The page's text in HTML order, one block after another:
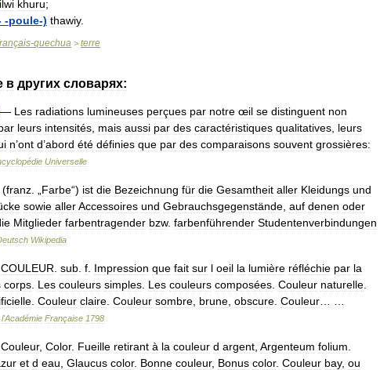
khuru;
-poule-) thawiy.
-quechua > terre
в других словарях:
— Les radiations lumineuses perçues par notre œil se distinguent non
leurs intensités mais aussi par des caractéristiques qualitatives leurs
n’ont d’abord été définies que par des comparaisons souvent grossières:
Universelle
franz Farbe“) ist die Bezeichnung für die Gesamtheit aller Kleidungs und
sowie allerAccessoires und Gebrauchsgegenstände auf denen oder
Mitglieder farbentragender bzw. farbenführender Studentenverbindungen
Wikipedia
COULEUR sub f Impression que fait sur l oeil la lumière réfléchie par la
corps Les couleurs simples Les couleurs composées Couleur naturelle
Couleur claire Couleur sombre brune obscure Couleur
l'Académie Française 1798
Couleur, Color. Fueille retirant à la couleur d argent Argenteum folium
et d eau Glaucus color. Bonne couleur, Bonus color. Couleur bay, ou